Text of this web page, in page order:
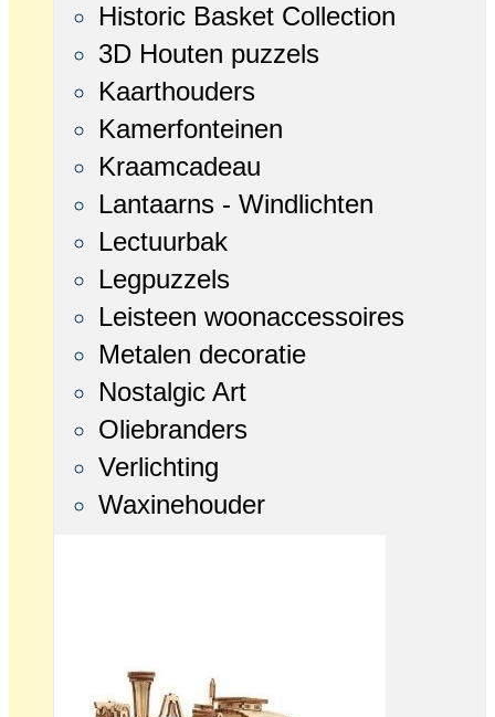
Historic Basket Collection
3D Houten puzzels
Kaarthouders
Kamerfonteinen
Kraamcadeau
Lantaarns - Windlichten
Lectuurbak
Legpuzzels
Leisteen woonaccessoires
Metalen decoratie
Nostalgic Art
Oliebranders
Verlichting
Waxinehouder